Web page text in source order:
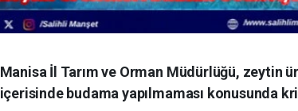
Manisa İl Tarım ve Orman Müdürlüğü, zeytin
içerisinde budama yapılmaması konusunda